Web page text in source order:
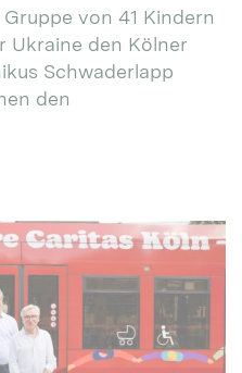
von 41 Kindern
Ukraine den Kölner
Schwaderlapp
den